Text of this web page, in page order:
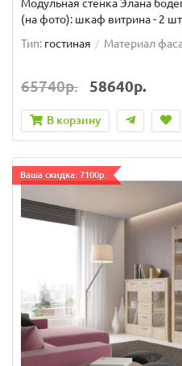
Модульная стенка Элана
(на фото): шкаф витрина - 2
Тип: гостиная Материал
65740р. 58640р.
В корзину
Ваша скидка: 7100р.